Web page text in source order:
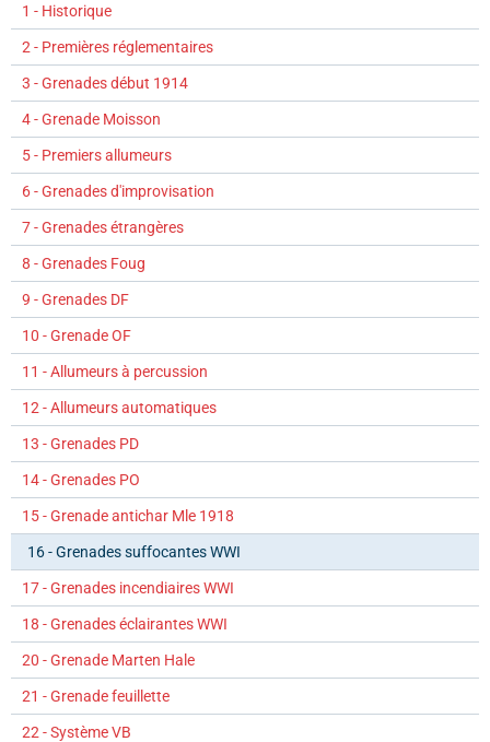
1 - Historique
2 - Premières réglementaires
3 - Grenades début 1914
4 - Grenade Moisson
5 - Premiers allumeurs
6 - Grenades d'improvisation
7 - Grenades étrangères
8 - Grenades Foug
9 - Grenades DF
10 - Grenade OF
11 - Allumeurs à percussion
12 - Allumeurs automatiques
13 - Grenades PD
14 - Grenades PO
15 - Grenade antichar Mle 1918
16 - Grenades suffocantes WWI
17 - Grenades incendiaires WWI
18 - Grenades éclairantes WWI
20 - Grenade Marten Hale
21 - Grenade feuillette
22 - Système VB